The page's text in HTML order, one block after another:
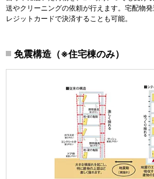
送やクリーニングの依頼が行えます。宅配物
レジットカードで決済することも可能。
免震構造（※住宅棟のみ）